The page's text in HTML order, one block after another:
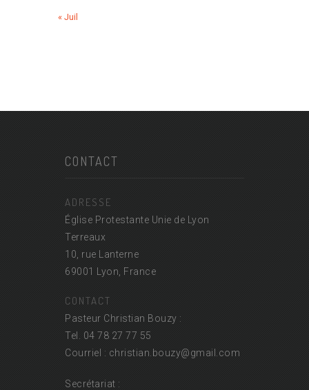
« Juil
CONTACT
ADRESSE
Église Protestante Unie de Lyon
Terreaux
10, rue Lanterne
69001 Lyon, France
CONTACT
Pasteur Christian Bouzy :
Tel. 04 78 27 77 55
Courriel : christian.bouzy@gmail.com
Secrétariat :